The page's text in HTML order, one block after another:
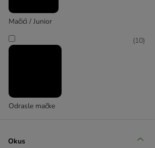
animonda Carny
Applaws
PURINA Cat Chow
Eukanuba
Mačići / Junior
Odrasle mačke
(10)
Okus